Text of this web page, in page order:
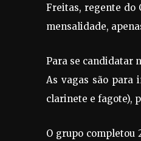
Freitas, regente do
mensalidade,
Para se candidatar
As vagas são para
clarinete e fagote),
O grupo completou